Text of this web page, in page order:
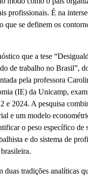
profissionais. É na
que se definem os
que a tese
de trabalho no Brasil”,
pela professora
(IE) da Unicamp,
e 2024. A pesquisa
e um modelo
o peso específico de
e do sistema de
duas tradições analíticas